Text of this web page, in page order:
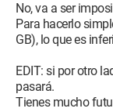
No, va a ser
Para hacerlo
GB), lo que es
EDIT: si por otro
pasará.
Tienes mucho